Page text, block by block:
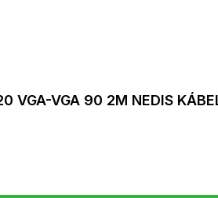
VGA-VGA 90 2M NEDIS